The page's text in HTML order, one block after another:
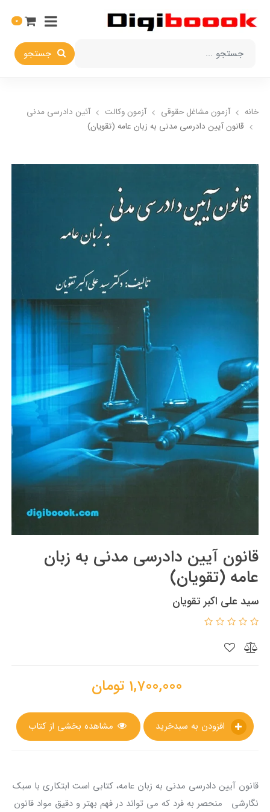
جستجو
0
خانه آزمون مشاغل حقوقی آزمون وکالت
آئین دادرسی مدنی
قانون آیین دادرسی مدنی به زبان عامه (تقویان)
قانون آیین دادرسی مدنی به زبان
عامه (تقویان)
سید علی اکبر تقویان
1,700,000 تومان
مشاهده بخشی از کتاب
قانون آیین دادرسی مدنی به زبان عامه، کتابی است ابتکاری با سبک
نگارشی منحصر به فرد که می تواند در فهم بهتر و دقیق مواد قانون